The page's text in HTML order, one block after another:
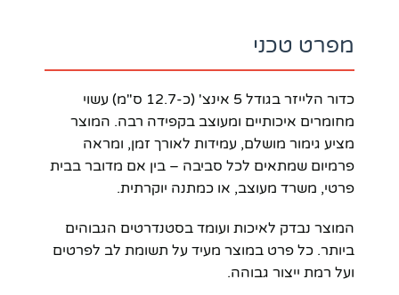
מפרט טכני
כדור הלייזר בגודל 5 אינצ' (כ-12.7 ס"מ) עשוי
מחומרים איכותיים ומעוצב בקפידה רבה. המוצר
מציע גימור מושלם, עמידות לאורך זמן, ומראה
פרמיום שמתאים לכל סביבה – בין אם מדובר בבית
פרטי, משרד מעוצב, או כמתנה יוקרתית.
המוצר נבדק לאיכות ועומד בסטנדרטים הגבוהים
ביותר. כל פרט במוצר מעיד על תשומת לב לפרטים
ועל רמת ייצור גבוהה.